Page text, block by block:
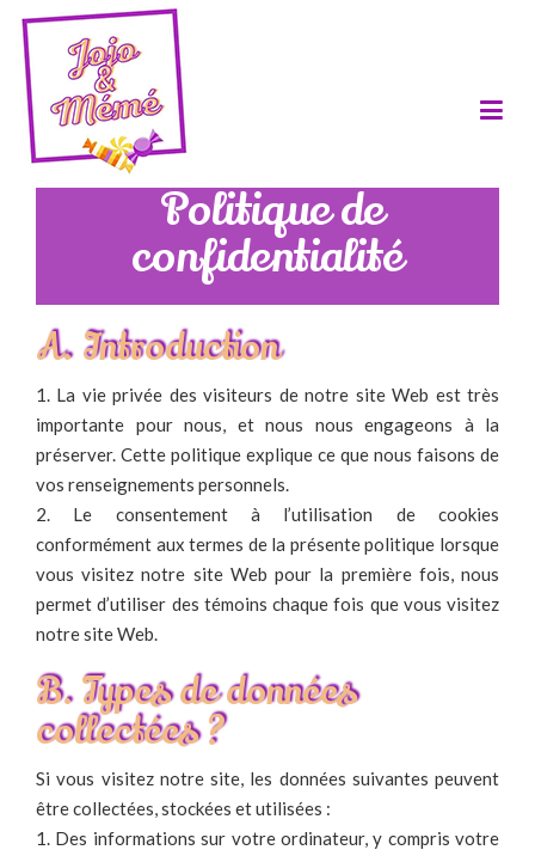
Politique de
confidentialité
A. Introduction
1. La vie privée des visiteurs de notre site Web est très
importante pour nous, et nous nous engageons à la
préserver. Cette politique explique ce que nous faisons de
vos renseignements personnels.
2. Le consentement à l’utilisation de cookies
conformément aux termes de la présente politique lorsque
vous visitez notre site Web pour la première fois, nous
permet d’utiliser des témoins chaque fois que vous visitez
notre site Web.
B. Types de données
collectées ?
Si vous visitez notre site, les données suivantes peuvent
être collectées, stockées et utilisées :
1. Des informations sur votre ordinateur, y compris votre